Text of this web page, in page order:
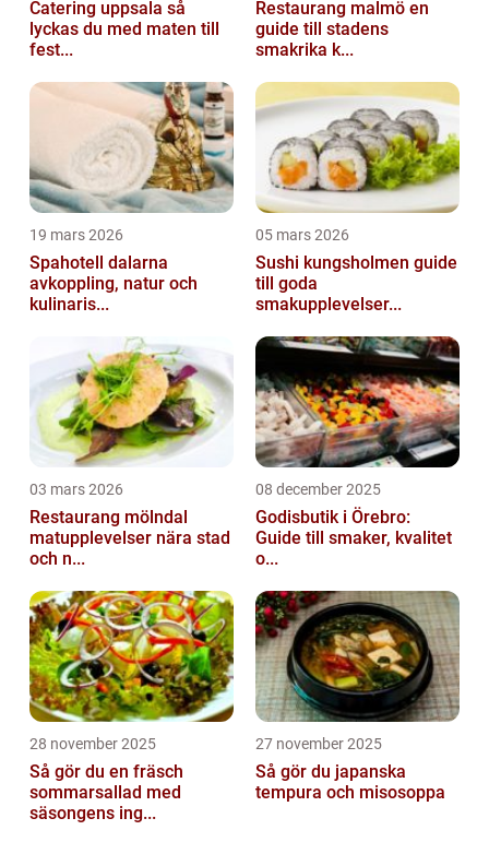
Catering uppsala så
lyckas du med maten till
fest...
Restaurang malmö en
guide till stadens
smakrika k...
19 mars 2026
Spahotell dalarna
avkoppling, natur och
kulinaris...
05 mars 2026
Sushi kungsholmen guide
till goda
smakupplevelser...
03 mars 2026
Restaurang mölndal
matupplevelser nära stad
och n...
08 december 2025
Godisbutik i Örebro:
Guide till smaker, kvalitet
o...
28 november 2025
Så gör du en fräsch
sommarsallad med
säsongens ing...
27 november 2025
Så gör du japanska
tempura och misosoppa